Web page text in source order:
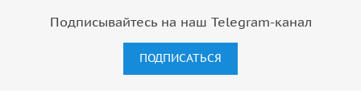
Подписывайтесь на наш Telegram-канал
ПОДПИСАТЬСЯ